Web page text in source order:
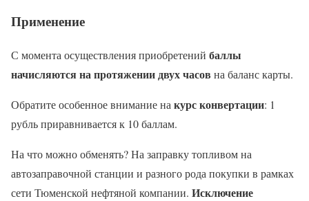
Применение
С момента осуществления приобретений баллы
начисляются на протяжении двух часов на баланс карты.
Обратите особенное внимание на курс конвертации: 1
рубль приравнивается к 10 баллам.
На что можно обменять? На заправку топливом на
автозаправочной станции и разного рода покупки в рамках
сети Тюменской нефтяной компании. Исключение